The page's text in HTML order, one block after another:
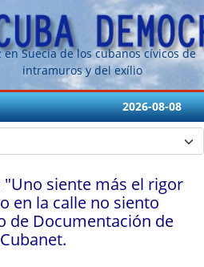
en Suecia de los cubanos cívicos de
intramuros y del exílio
2026-08-08
"Uno siente más el rigor
en la calle no siento
de Documentación de